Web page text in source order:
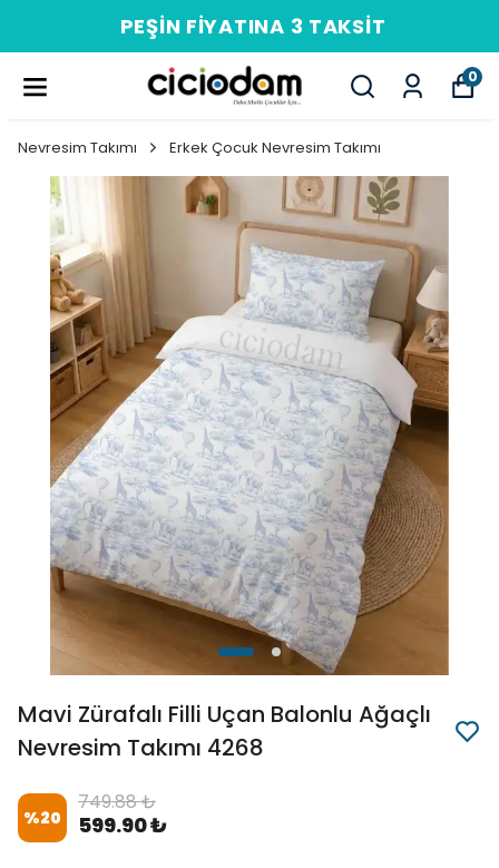
PEŞIN FIYATINA 3 TAKSIT
0
Nevresim Takımı Erkek Çocuk Nevresim Takımı
Mavi Zürafalı Filli Uçan Balonlu Ağaçlı
Nevresim Takımı 4268
%20
749.88 ₺
599.90 ₺